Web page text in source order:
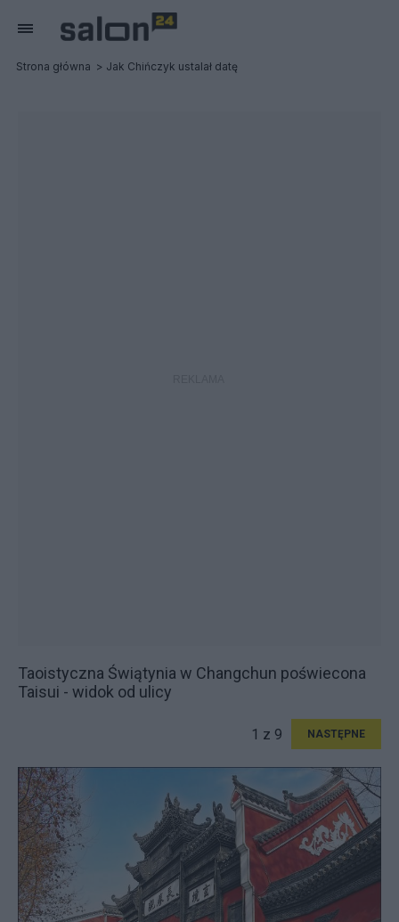
Strona główna Jak Chińczyk ustalał datę
Taoistyczna Świątynia w Changchun poświecona
Taisui - widok od ulicy
1 z 9 NASTĘPNE